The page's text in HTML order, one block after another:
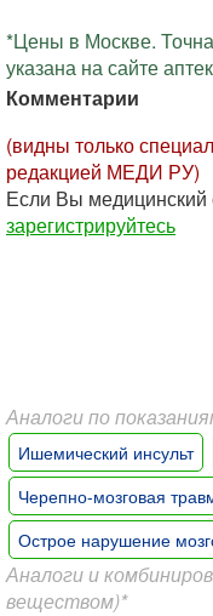
*Цены в Москве.
указана на сайте
Комментарии
(видны только
редакцией МЕДИ РУ)
Если Вы медицинский
зарегистрируйтесь
Аналоги по
Ишемический инсульт
Черепно-мозговая
Острое нарушение
Аналоги и
веществом)*